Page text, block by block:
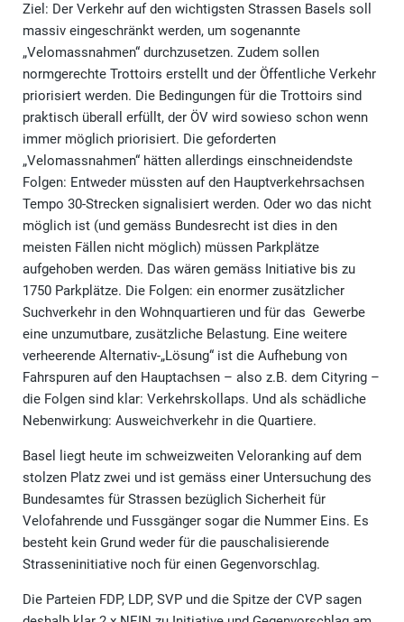
Ziel: Der Verkehr auf den wichtigsten Strassen Basels soll
massiv eingeschränkt werden, um sogenannte
„Velomassnahmen“ durchzusetzen. Zudem sollen
normgerechte Trottoirs erstellt und der Öffentliche Verkehr
priorisiert werden. Die Bedingungen für die Trottoirs sind
praktisch überall erfüllt, der ÖV wird sowieso schon wenn
immer möglich priorisiert. Die geforderten
„Velomassnahmen“ hätten allerdings einschneidendste
Folgen: Entweder müssten auf den Hauptverkehrsachsen
Tempo 30-Strecken signalisiert werden. Oder wo das nicht
möglich ist (und gemäss Bundesrecht ist dies in den
meisten Fällen nicht möglich) müssen Parkplätze
aufgehoben werden. Das wären gemäss Initiative bis zu
1750 Parkplätze. Die Folgen: ein enormer zusätzlicher
Suchverkehr in den Wohnquartieren und für das Gewerbe
eine unzumutbare, zusätzliche Belastung. Eine weitere
verheerende Alternativ-„Lösung“ ist die Aufhebung von
Fahrspuren auf den Hauptachsen – also z.B. dem Cityring –
die Folgen sind klar: Verkehrskollaps. Und als schädliche
Nebenwirkung: Ausweichverkehr in die Quartiere.
Basel liegt heute im schweizweiten Veloranking auf dem
stolzen Platz zwei und ist gemäss einer Untersuchung des
Bundesamtes für Strassen bezüglich Sicherheit für
Velofahrende und Fussgänger sogar die Nummer Eins. Es
besteht kein Grund weder für die pauschalisierende
Strasseninitiative noch für einen Gegenvorschlag.
Die Parteien FDP, LDP, SVP und die Spitze der CVP sagen